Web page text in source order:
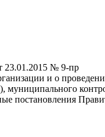
23.01.2015 № 9-пр
и о
муниципального
постановления